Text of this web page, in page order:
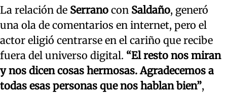
La relación de Serrano con Saldaño, generó
una ola de comentarios en internet, pero el
actor eligió centrarse en el cariño que recibe
fuera del universo digital. “El resto nos miran
y nos dicen cosas hermosas. Agradecemos a
todas esas personas que nos hablan bien”,